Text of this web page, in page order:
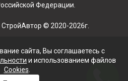
© 2020-2026г.
Федерации.
сайта, Вы cоглашаетесь с
и использованием файлов
Cookies